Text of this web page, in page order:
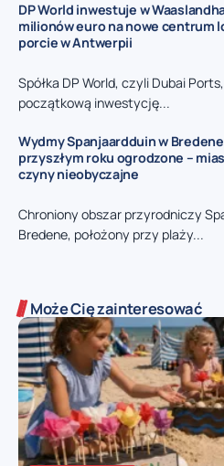
DP World inwestuje w
milionów euro na nowe centrum
porcie w Antwerpii
Spółka DP World, czyli Dubai Ports,
początkową inwestycję...
Wydmy Spanjaardduin w
przyszłym roku ogrodzone –
czyny nieobyczajne
Chroniony obszar przyrodniczy
Bredene, położony przy plaży...
Może Cię zainteresować